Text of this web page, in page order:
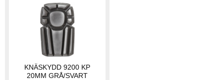
KNÄSKYDD 9200 KP
20MM GRÅ/SVART